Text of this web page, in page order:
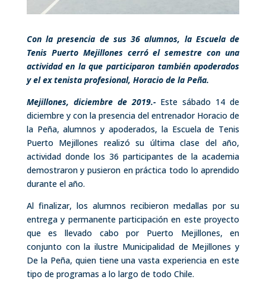
Con la presencia de sus 36 alumnos, la Escuela de
Tenis Puerto Mejillones cerró el semestre con una
actividad en la que participaron también apoderados
y el ex tenista profesional, Horacio de la Peña.
Mejillones, diciembre de 2019.- Este sábado 14 de
diciembre y con la presencia del entrenador Horacio de
la Peña, alumnos y apoderados, la Escuela de Tenis
Puerto Mejillones realizó su última clase del año,
actividad donde los 36 participantes de la academia
demostraron y pusieron en práctica todo lo aprendido
durante el año.
Al finalizar, los alumnos recibieron medallas por su
entrega y permanente participación en este proyecto
que es llevado cabo por Puerto Mejillones, en
conjunto con la ilustre Municipalidad de Mejillones y
De la Peña, quien tiene una vasta experiencia en este
tipo de programas a lo largo de todo Chile.